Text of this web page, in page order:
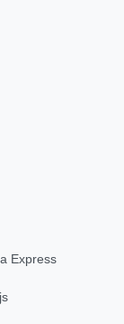
Express